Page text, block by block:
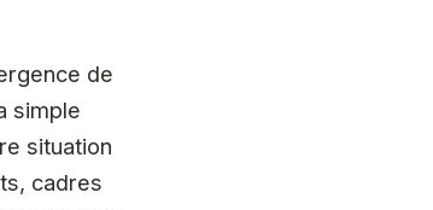
de
simple
situation
cadres